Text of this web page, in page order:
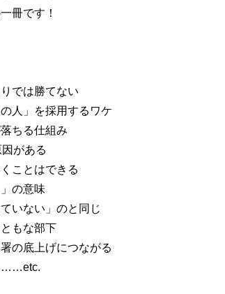
冊です！
りでは勝てない
の人」を採用するワケ
ちる仕組み
がある
くことはできる
」の意味
いない」のと同じ
もな部下
の底上げにつながる
……etc.